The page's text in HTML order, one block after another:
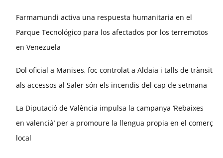
Farmamundi activa una respuesta humanitaria en el
Parque Tecnológico para los afectados por los terremotos
en Venezuela
Dol oficial a Manises, foc controlat a Aldaia i talls de trànsit
als accessos al Saler són els incendis del cap de setmana
La Diputació de València impulsa la campanya ‘Rebaixes
en valencià’ per a promoure la llengua propia en el comerç
local